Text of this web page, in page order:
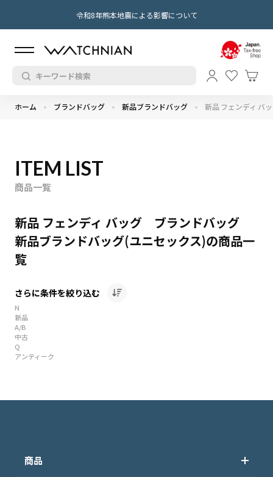
令和8年熊本地震による影響について
ホーム ブランドバッグ 新品ブランドバッグ 新品 フェンディ バ
ITEM LIST
商品一覧
新品 フェンディ バッグ ブランドバッグ
新品ブランドバッグ(ユニセックス)の商品一
覧
さらに条件を絞り込む
N
新品
A/B
中古
Q
アンティーク
商品